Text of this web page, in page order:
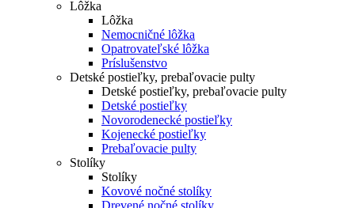
Lôžka
Lôžka
Nemocničné lôžka
Opatrovateľské lôžka
Príslušenstvo
Detské postieľky, prebaľovacie pulty
Detské postieľky, prebaľovacie pulty
Detské postieľky
Novorodenecké postieľky
Kojenecké postieľky
Prebaľovacie pulty
Stolíky
Stolíky
Kovové nočné stolíky
Drevené nočné stolíky